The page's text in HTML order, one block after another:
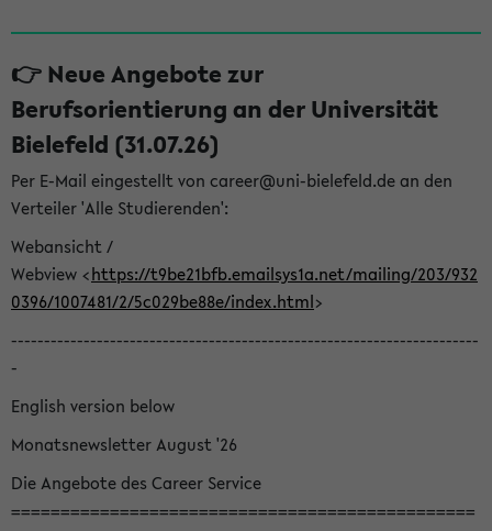
👉 Neue Angebote zur
Berufsorientierung an der Universität
Bielefeld (31.07.26)
Per E-Mail eingestellt von career@uni-bielefeld.de an den
Verteiler 'Alle Studierenden':
Webansicht /
Webview <https://t9be21bfb.emailsys1a.net/mailing/203/932
0396/1007481/2/5c029be88e/index.html>
-----------------------------------------------------------------------
-
English version below
Monatsnewsletter August '26
Die Angebote des Career Service
===============================================